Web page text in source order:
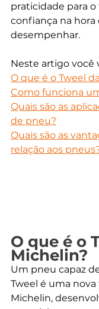
praticidade para o
confiança na hora
desempenhar.
Neste artigo você
O que é o Tweel
Como funciona
Quais são as
de pneu?
Quais são as
relação aos
O que é o
Michelin?
Um pneu capaz
Tweel é uma
Michelin,